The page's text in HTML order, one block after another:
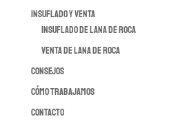
INSUFLADO Y VENTA
INSUFLADO DE LANA DE ROCA
VENTA DE LANA DE ROCA
CONSEJOS
CÓMO TRABAJAMOS
CONTACTO